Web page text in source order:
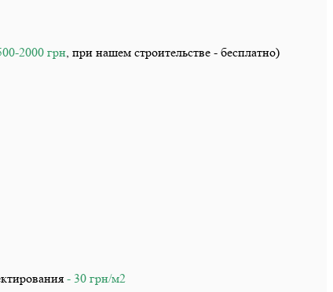
2000 грн, при нашем строительстве - бесплатно)
- 30 грн/м2